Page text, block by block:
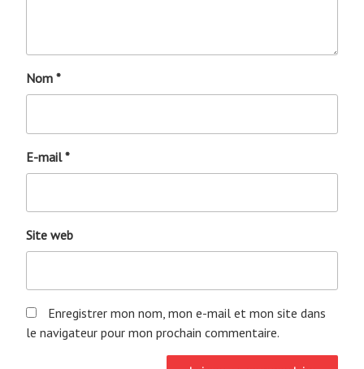
Nom *
E-mail*
Site web
Enregistrer mon nom, mon e-mail et mon site dans
le navigateur pour mon prochain commentaire.